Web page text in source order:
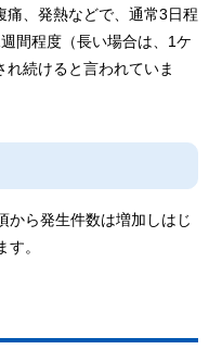
痛、発熱などで、通常3日程
間程度（長い場合は、1ケ
れ続けると言われていま
から発生件数は増加しはじ
。